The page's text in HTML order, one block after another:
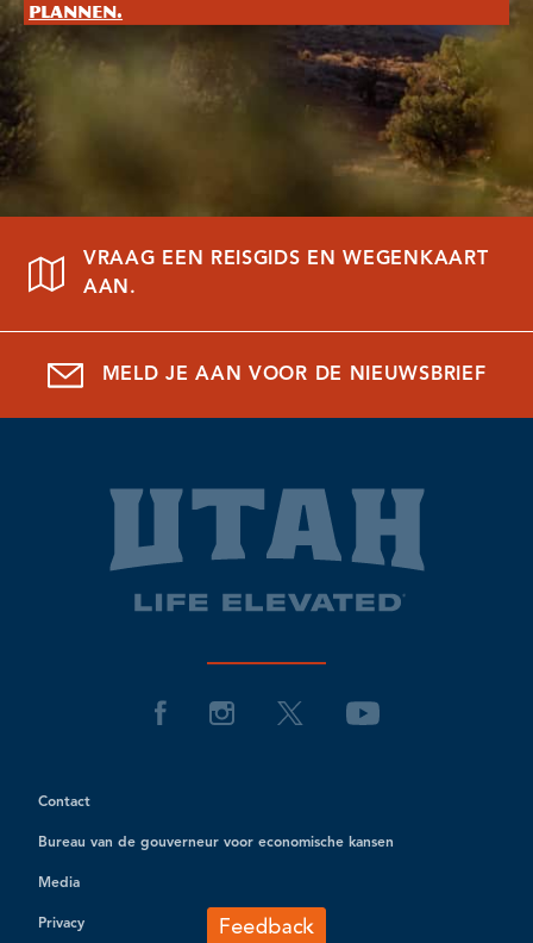
plannen.
VRAAG EEN REISGIDS EN WEGENKAART
AAN.
MELD JE AAN VOOR DE NIEUWSBRIEF
Contact
Bureau van de gouverneur voor economische kansen
Media
Privacy